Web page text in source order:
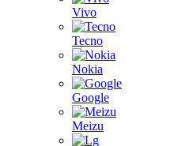
Vivo
Tecno
Nokia
Google
Meizu